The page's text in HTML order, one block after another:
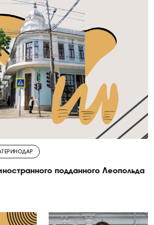
подданного Леопольда